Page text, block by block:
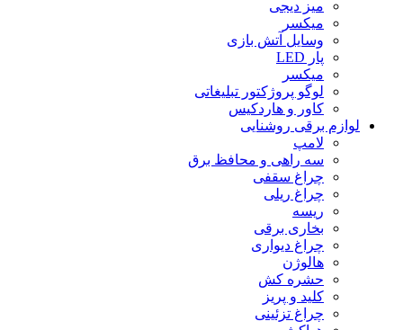
میز دیجی
میکسر
وسایل آتش بازی
پار LED
میکسر
لوگو پروژکتور تبلیغاتی
کاور و هاردکیس
لوازم برقی روشنایی
لامپ
سه راهى و محافظ برق
چراغ سقفى
چراغ ریلى
ریسه
بخارى برقى
چراغ دیوارى
هالوژن
حشره کش
کلید و پریز
چراغ تزئینى